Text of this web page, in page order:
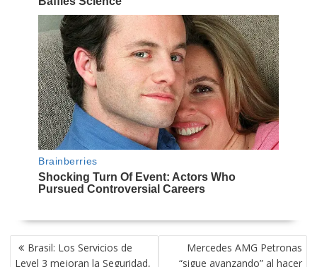
NAVEGACIÓN
DE Brasil: Los Servicios de
Level 3 mejoran la Seguridad,
Mercedes AMG Petronas
“sigue avanzando” al hacer